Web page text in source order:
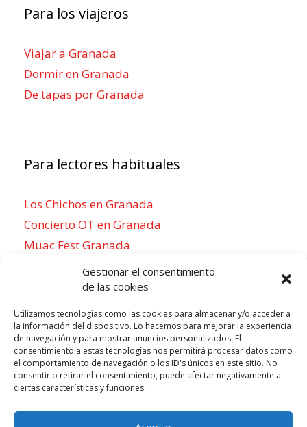
Gestionar el consentimiento
de las cookies
Utilizamos tecnologías como las cookies para almacenar y/o acceder a
la información del dispositivo. Lo hacemos para mejorar la experiencia
de navegación y para mostrar anuncios personalizados. El
consentimiento a estas tecnologías nos permitirá procesar datos como
el comportamiento de navegación o los ID's únicos en este sitio. No
consentir o retirar el consentimiento, puede afectar negativamente a
ciertas características y funciones.
Para los viajeros
Viajar a Granada
Dormir en Granada
De tapas por Granada
Para lectores habituales
Los Chichos en Granada
Concierto OT en Granada
Muac Fest Granada
Concierto de Saiko en Granada
Para sentirse como un local
Week of agosto 3
3 4 5 6 7 8 9